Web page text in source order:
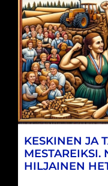
KESKINEN JA
MESTAREIKSI.
HILJAINEN